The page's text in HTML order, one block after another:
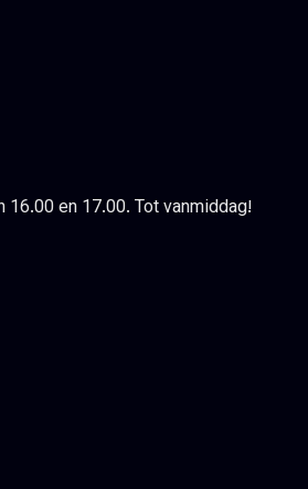
en 17.00. Tot vanmiddag!